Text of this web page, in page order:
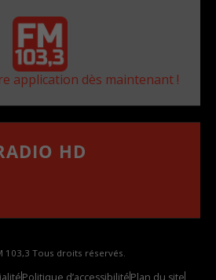
application dès maintenant !
HD
103,3 Tous droits réservés.
Politique d’accessibilitéPlan du site